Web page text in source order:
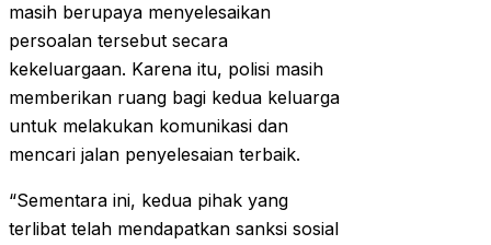
masih berupaya menyelesaikan
persoalan tersebut secara
kekeluargaan. Karena itu, polisi masih
memberikan ruang bagi kedua keluarga
untuk melakukan komunikasi dan
mencari jalan penyelesaian terbaik.
“Sementara ini, kedua pihak yang
terlibat telah mendapatkan sanksi sosial